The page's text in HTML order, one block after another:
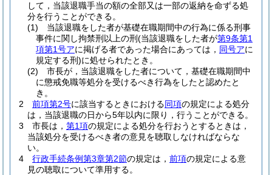
して，当該退職手当の額の全部又は一部の返納を命ずる処
分を行うことができる。
(1)
当該退職をした者が基礎在職期間中の行為に係る刑事
事件に関し拘禁刑以上の刑(当該退職をした者が第9条第1
項第1号アに掲げる者であった場合にあっては， 同号アに
規定する刑)に処せられたとき。
(2)
市長が，当該退職をした者について，基礎在職期間中
に懲戒免職等処分を受けるべき行為をしたと認めたと
き。
2
前項第2号に該当するときにおける同項の規定による処分
は，当該退職の日から5年以内に限り，行うことができる。
3
市長は， 第1項の規定による処分を行おうとするときは，
当該処分を受けるべき者の意見を聴取しなければならな
い。
4
行政手続条例第3章第2節の規定は， 前項の規定による意
見の聴取について準用する。